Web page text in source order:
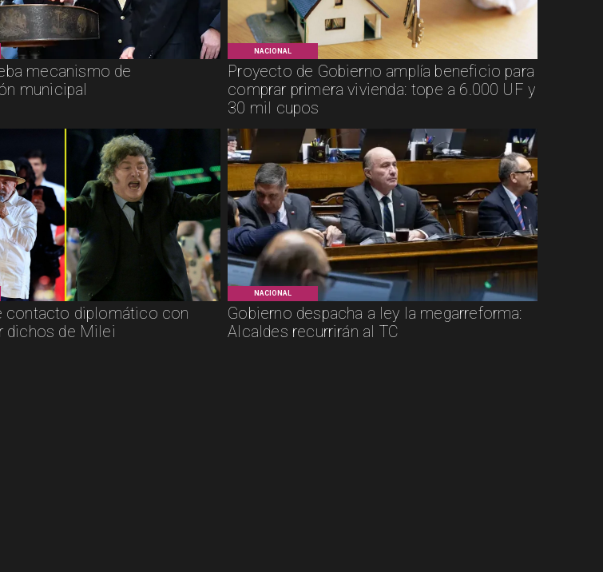
mecanismo de
municipal
NACIONAL
Proyecto de Gobierno amplía beneficio para
comprar primera vivienda: tope a 6.000 UF y
30 mil cupos
contacto diplomático con
dichos de Milei
NACIONAL
Gobierno despacha a ley la megarreforma:
Alcaldes recurrirán al TC